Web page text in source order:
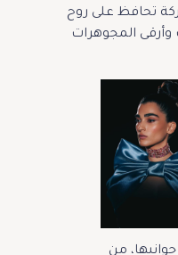
تحافظ على روح
المجوهرات
من